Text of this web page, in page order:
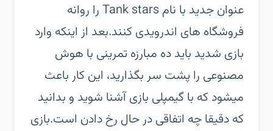
عنوان جدید با نام Tank stars را روانه
فروشگاه های اندرویدی کنند.بعد از اینکه وارد
بازی شدید باید ده مبارزه تمرینی با هوش
مصنوعی را پشت سر بگذارید، این کار باعث
میشود که با گیمپلی بازی آشنا شوید و بدانید
که دقیقا چه اتفاقی در حال رخ دادن است.بازی